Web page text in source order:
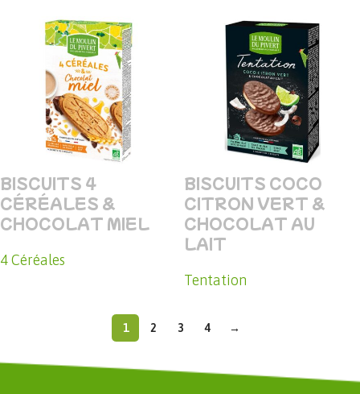
BISCUITS 4
CÉRÉALES &
CHOCOLAT MIEL
4 Céréales
BISCUITS COCO
CITRON VERT &
CHOCOLAT AU
LAIT
Tentation
1 2 3 4 →